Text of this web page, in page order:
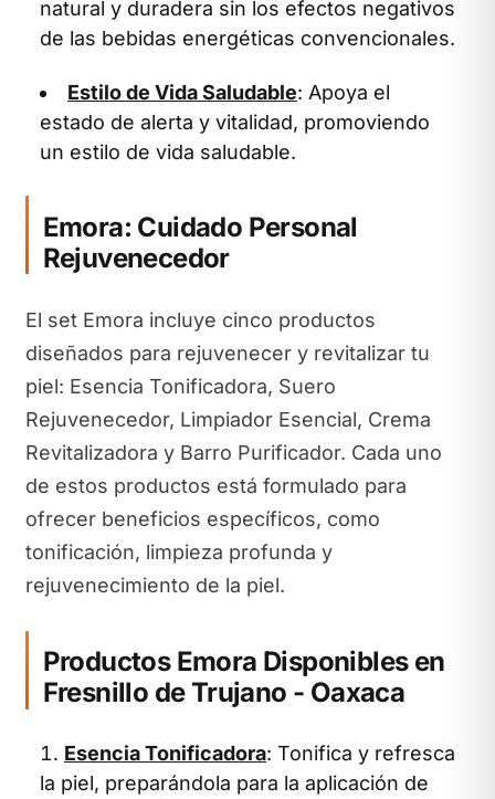
natural y duradera sin los efectos negativos
de las bebidas energéticas convencionales.
Estilo de Vida Saludable: Apoya el
estado de alerta y vitalidad, promoviendo
un estilo de vida saludable.
Emora: Cuidado Personal
Rejuvenecedor
El set Emora incluye cinco productos
diseñados para rejuvenecer y revitalizar tu
piel: Esencia Tonificadora, Suero
Rejuvenecedor, Limpiador Esencial, Crema
Revitalizadora y Barro Purificador. Cada uno
de estos productos está formulado para
ofrecer beneficios específicos, como
tonificación, limpieza profunda y
rejuvenecimiento de la piel.
Productos Emora Disponibles en
Fresnillo de Trujano - Oaxaca
Esencia Tonificadora: Tonifica y refresca
la piel, preparándola para la aplicación de